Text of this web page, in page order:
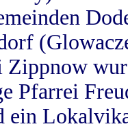
Pfarrei
ein